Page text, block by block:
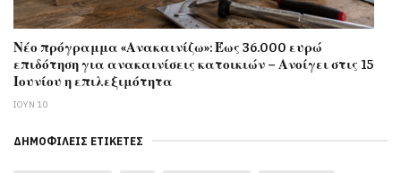
Νέο πρόγραμμα «Ανακαινίζω»: Έως 36.000 ευρώ
επιδότηση για ανακαινίσεις κατοικιών – Ανοίγει στις 15
Ιουνίου η επιλεξιμότητα
ΙΟΥΝ 10
ΔΗΜΟΦΙΛΕΊΣ ΕΤΙΚΈΤΕΣ